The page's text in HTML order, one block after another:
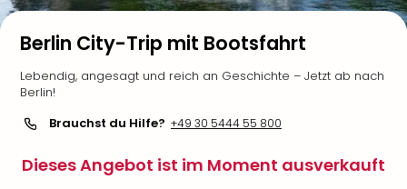
Berlin City-Trip mit Bootsfahrt
Lebendig, angesagt und reich an Geschichte – Jetzt ab nach
Berlin!
Brauchst du Hilfe? +49 30 5444 55 800
Dieses Angebot ist im Moment ausverkauft